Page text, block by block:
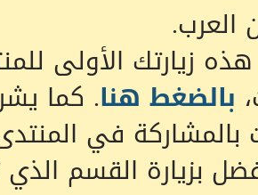
العرب.
زيارتك الأولى
بالضغط هنا. كما
بالمشاركة في
بزيارة القسم